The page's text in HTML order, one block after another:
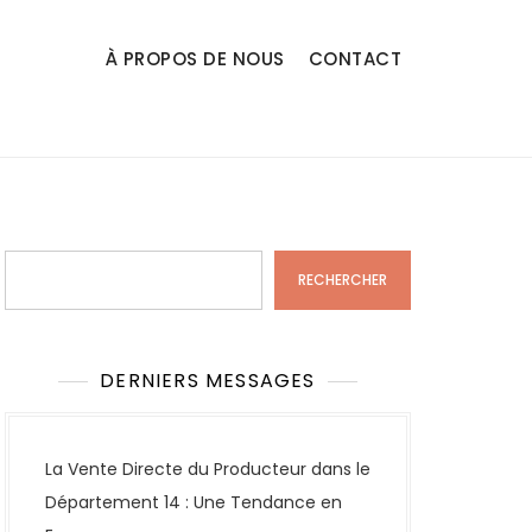
À PROPOS DE NOUS CONTACT
RECHERCHER
DERNIERS MESSAGES
La Vente Directe du Producteur dans le
Département 14 : Une Tendance en